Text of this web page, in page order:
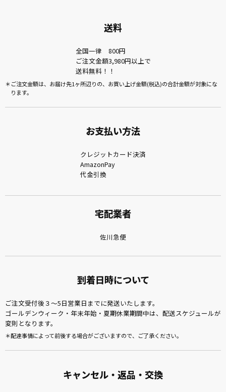
送料
全国一律 800円
ご注文金額3,980円以上で
送料無料！！
ご注文金額は、お届け先1ヶ所辺りの、お買い上げ金額(税込)の合計金額が対象にな
ります。
お支払い方法
クレジットカード決済
AmazonPay
代金引換
宅配業者
佐川急便
到着日時について
ご注文受付後３～5日営業日までに発送いたします。
ゴールデンウィーク・年末年始・夏期休業期間中は、配送スケジュールが
変則となります。
配達事情によって前後する場合がございますので、ご了承ください。
キャンセル・返品・交換